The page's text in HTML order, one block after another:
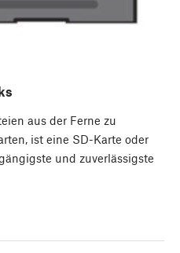
aus der Ferne zu
ist eine SD-Karte oder
und zuverlässigste